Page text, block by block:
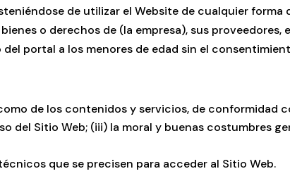
de utilizar el Website de cualquier forma
o derechos de (la empresa), sus proveedores,
portal a los menores de edad sin el
de los contenidos y servicios, de conformidad
del Sitio Web; (iii) la moral y buenas costumbres
que se precisen para acceder al Sitio Web.